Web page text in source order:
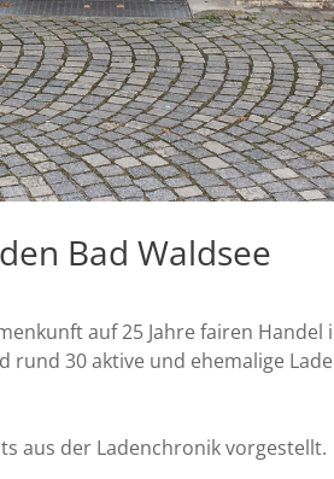
Bad Waldsee
auf 25 Jahre fairen Handel
rund 30 aktive und ehemalige
aus der Ladenchronik vorgestellt.